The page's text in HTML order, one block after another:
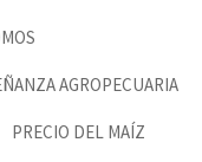
AGROPECUARIA
PRECIO DEL MAÍZ